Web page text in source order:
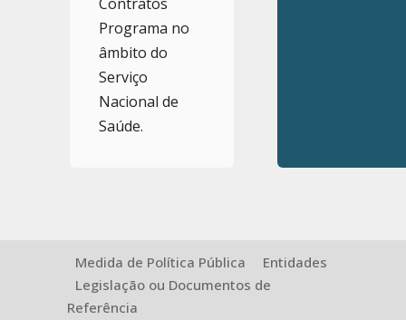
Programa no
âmbito do
Serviço
Nacional de
Saúde.
Medida de Política Pública
Entidades
Legislação ou Documentos de
Referência